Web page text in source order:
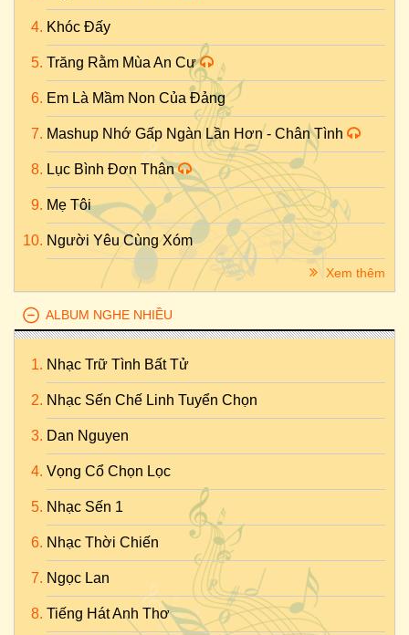
Khóc Đấy
Trăng Rằm Mùa An Cư
Em Là Mầm Non Của Đảng
Mashup Nhớ Gấp Ngàn Lần Hơn - Chân Tình
Lục Bình Đơn Thân
Mẹ Tôi
Người Yêu Cùng Xóm
Xem thêm
ALBUM NGHE NHIỀU
Nhạc Trữ Tình Bất Tử
Nhạc Sến Chế Linh Tuyển Chọn
Dan Nguyen
Vọng Cổ Chọn Lọc
Nhạc Sến 1
Nhạc Thời Chiến
Ngọc Lan
Tiếng Hát Anh Thơ